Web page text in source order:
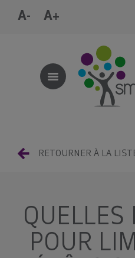
A- A+
RETOURNER À LA
QUELLES
POUR